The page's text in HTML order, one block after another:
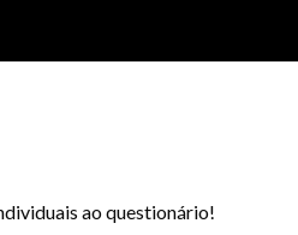
ao questionário!